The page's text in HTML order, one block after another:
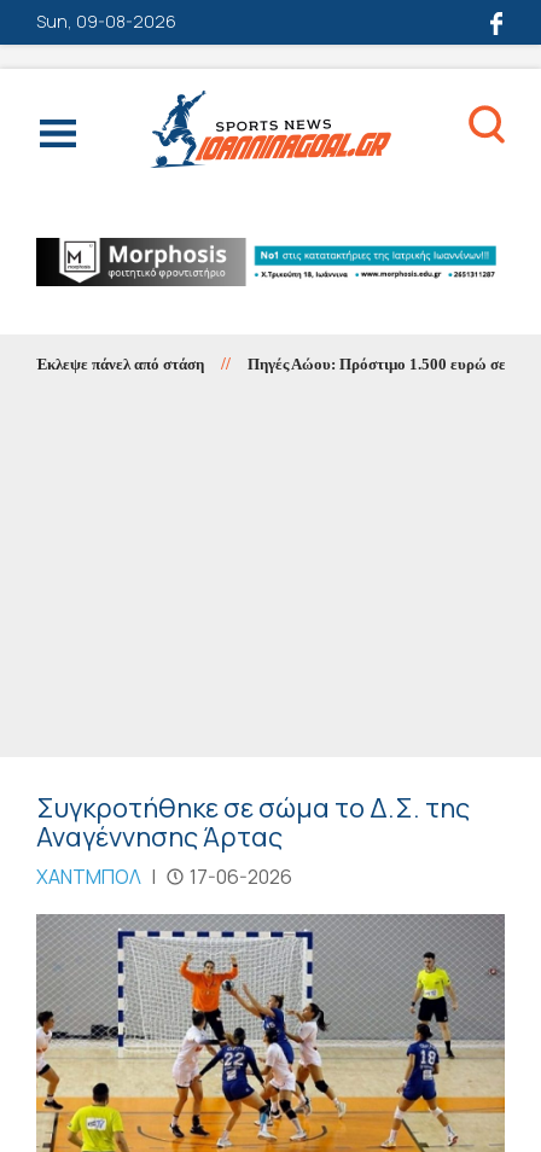
Sun, 09-08-2026
Έκλεψε πάνελ από στάση // Πηγές Αώου: Πρόστιμο 1.500 ευρώ σε
Συγκροτήθηκε σε σώμα το Δ.Σ. της
Αναγέννησης Άρτας
ΧΑΝΤΜΠΟΛ | 17-06-2026